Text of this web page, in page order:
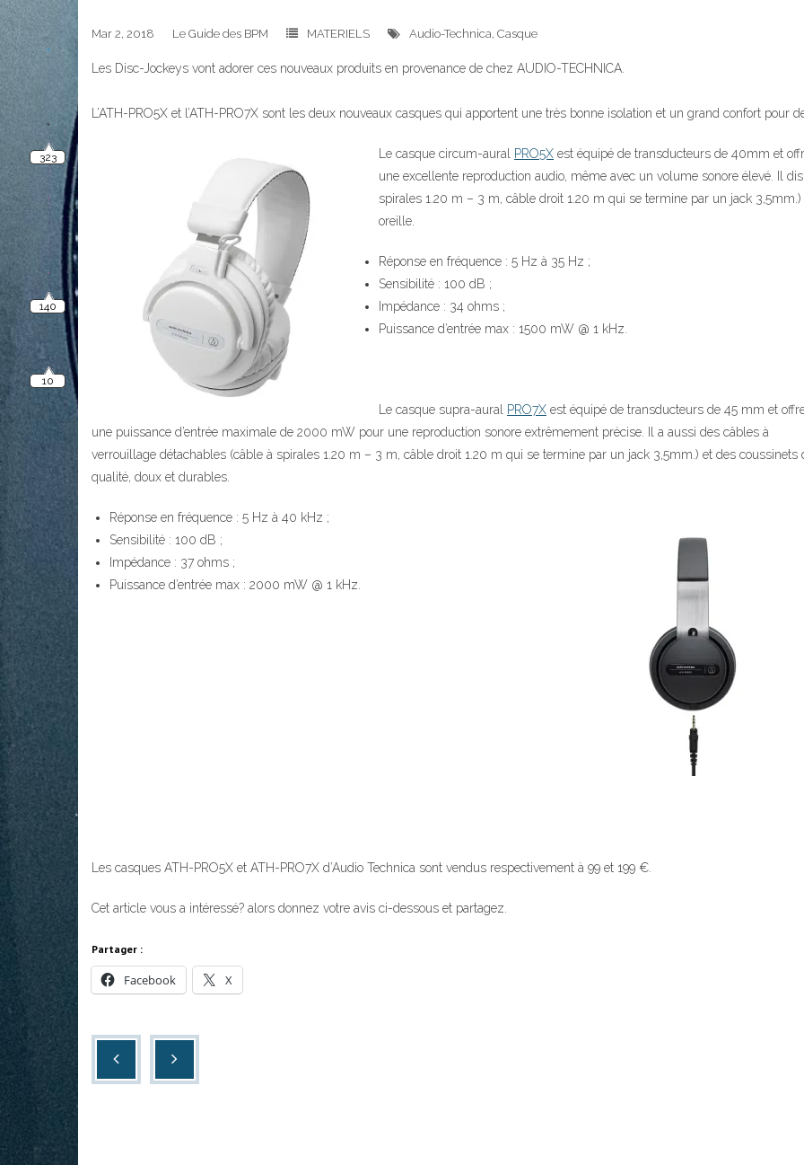
Mar 2, 2018 Le Guide des BPM MATERIELS Audio-Technica, Casque
Les Disc-Jockeys vont adorer ces nouveaux produits en provenance de chez AUDIO-TECHNICA.
L’ATH-PRO5X et l’ATH-PRO7X sont les deux nouveaux casques qui apportent une très bonne isolation et un grand confort pour
Le casque circum-aural PRO5X est équipé de transducteurs de 40mm et
une excellente reproduction audio, même avec un volume sonore élevé. Il
spirales 1.20 m – 3 m, câble droit 1.20 m qui se termine par un jack 3,5mm.)
oreille.
Réponse en fréquence : 5 Hz à 35 Hz ;
Sensibilité : 100 dB ;
Impédance : 34 ohms ;
Puissance d’entrée max : 1500 mW @ 1 kHz.
Le casque supra-aural PRO7X est équipé de transducteurs de 45 mm et
une puissance d’entrée maximale de 2000 mW pour une reproduction sonore extrêmement précise. Il a aussi des câbles à
verrouillage détachables (câble à spirales 1.20 m – 3 m, câble droit 1.20 m qui se termine par un jack 3,5mm.) et des coussinets
qualité, doux et durables.
Réponse en fréquence : 5 Hz à 40 kHz ;
Sensibilité : 100 dB ;
Impédance : 37 ohms ;
Puissance d’entrée max : 2000 mW @ 1 kHz.
Les casques ATH-PRO5X et ATH-PRO7X d’Audio Technica sont vendus respectivement à 99 et 199 €.
Cet article vous a intéressé? alors donnez votre avis ci-dessous et partagez.
Partager :
Facebook X
10